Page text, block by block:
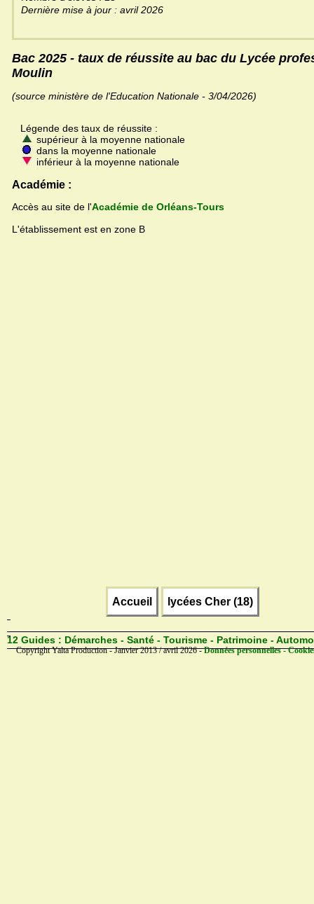
Dernière mise à jour : avril 2026
Bac 2025 - taux de réussite au bac du Lycée
Moulin
(source ministère de l'Education Nationale - 3/04/2026)
Légende des taux de réussite :
supérieur à la moyenne nationale
dans la moyenne nationale
inférieur à la moyenne nationale
Académie :
Accès au site de l'Académie de Orléans-Tours
L'établissement est en zone B
Accueil lycées Cher (18)
12 Guides : Démarches - Santé - Tourisme - Patrimoine -
Copyright Yalta Production - Janvier 2013 / avril 2026 -Données personnelles -